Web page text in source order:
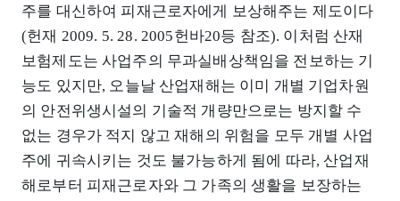
주를 대신하여 피재근로자에게 보상해주는 제도이다
(헌재 2009. 5. 28. 2005헌바20등 참조). 이처럼 산재
보험제도는 사업주의 무과실배상책임을 전보하는 기
능도 있지만, 오늘날 산업재해는 이미 개별 기업차원
의 안전위생시설의 기술적 개량만으로는 방지할 수
없는 경우가 적지 않고 재해의 위험을 모두 개별 사업
주에 귀속시키는 것도 불가능하게 됨에 따라, 산업재
해로부터 피재근로자와 그 가족의 생활을 보장하는